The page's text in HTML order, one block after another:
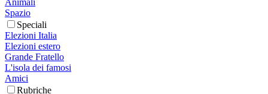
Animali
Spazio
Speciali
Elezioni Italia
Elezioni estero
Grande Fratello
L'isola dei famosi
Amici
Rubriche